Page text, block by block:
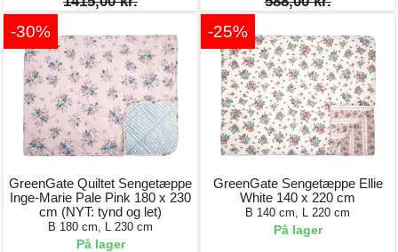
-30%
GreenGate Quiltet Sengetæppe
Inge-Marie Pale Pink 180 x 230
cm (NYT: tynd og let)
B 180 cm, L 230 cm
På lager
-25%
GreenGate Sengetæppe Ellie
White 140 x 220 cm
B 140 cm, L 220 cm
På lager